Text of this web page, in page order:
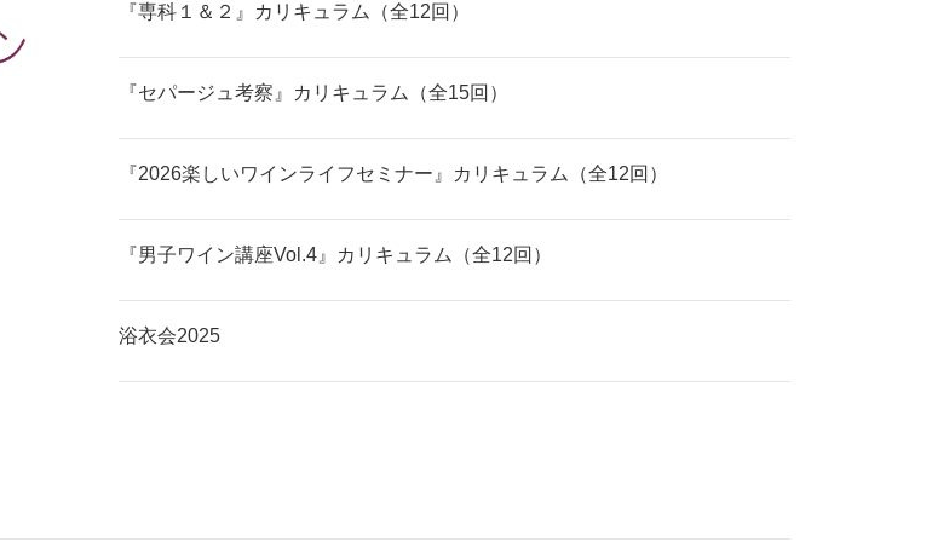
『専科１＆２』カリキュラム（全12回）
『セパージュ考察』カリキュラム（全15回）
『2026楽しいワインライフセミナー』カリキュラム（全12回）
『男子ワイン講座Vol.4』カリキュラム（全12回）
浴衣会2025